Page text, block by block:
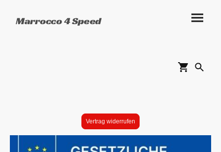
Marrocco 4 Speed
Vertrag widerrufen